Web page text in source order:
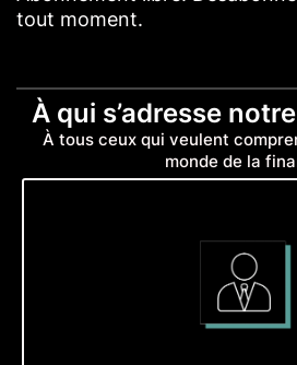
tout moment.
À qui s’adresse
À tous ceux qui veulent
monde de la